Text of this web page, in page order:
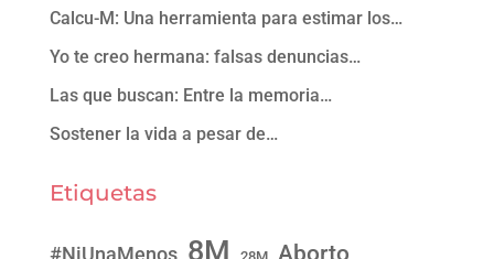
Calcu-M: Una herramienta para estimar los…
Yo te creo hermana: falsas denuncias…
Las que buscan: Entre la memoria…
Sostener la vida a pesar de…
Etiquetas
#NiUnaMenos 8M Aborto